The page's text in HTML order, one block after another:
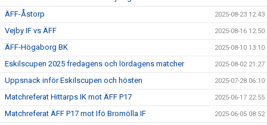
ÄFF-Åstorp 2025-08-23 12:43
Vejby IF vs ÄFF 2025-08-16 12:50
ÄFF-Högaborg BK 2025-08-10 13:10
Eskilscupen 2025 fredagens och lördagens matcher 2025-08-02 21:27
Uppsnack inför Eskilscupen och hösten 2025-07-28 06:10
Matchreferat Hittarps IK mot ÄFF P17 2025-06-17 22:55
Matchreferat ÄFF P17 mot Ifö Bromölla IF 2025-06-05 08:52